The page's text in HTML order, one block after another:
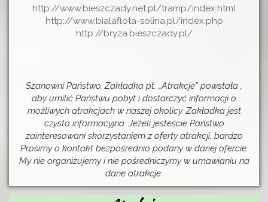
http://www.bieszczady.net.pl/tramp/index.html
http://www.bialaflota-solina.pl/index.php
http://bryza.bieszczady.pl/
Szanowni Państwo. Zakładka pt. „Atrakcje” powstała ,
aby umilić Państwu pobyt i dostarczyć informacji o
możliwych atrakcjach w naszej okolicy. Zakładka jest
czysto informacyjna. Jeżeli jesteście Państwo
zainteresowani skorzystaniem z oferty atrakcji, bardzo
Prosimy o kontakt bezpośrednio podany w danej ofercie.
My nie organizujemy i nie pośredniczymy w umawianiu na
dane atrakcje.